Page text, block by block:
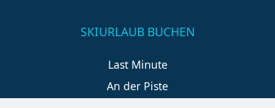
SKIURLAUB BUCHEN
Last Minute
An der Piste